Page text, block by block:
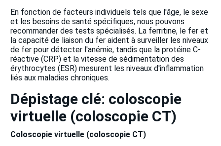
En fonction de facteurs individuels tels que l'âge, le sexe
et les besoins de santé spécifiques, nous pouvons
recommander des tests spécialisés. La ferritine, le fer et
la capacité de liaison du fer aident à surveiller les niveaux
de fer pour détecter l'anémie, tandis que la protéine C-
réactive (CRP) et la vitesse de sédimentation des
érythrocytes (ESR) mesurent les niveaux d'inflammation
liés aux maladies chroniques.
Dépistage clé: coloscopie
virtuelle (coloscopie CT)
Coloscopie virtuelle (coloscopie CT)